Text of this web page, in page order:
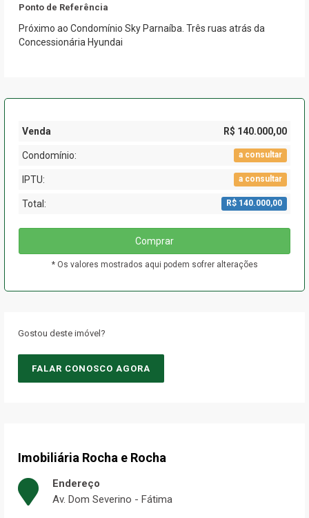
Ponto de Referência
Próximo ao Condomínio Sky Parnaíba. Três ruas atrás da
Concessionária Hyundai
Venda R$ 140.000,00
Condomínio: a consultar
IPTU: a consultar
Total: R$ 140.000,00
Comprar
* Os valores mostrados aqui podem sofrer alterações
Gostou deste imóvel?
FALAR CONOSCO AGORA
Imobiliária Rocha e Rocha
Endereço
Av. Dom Severino - Fátima